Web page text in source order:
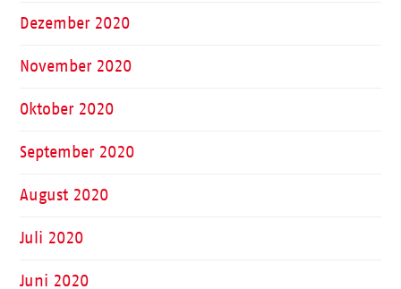
Dezember 2020
November 2020
Oktober 2020
September 2020
August 2020
Juli 2020
Juni 2020